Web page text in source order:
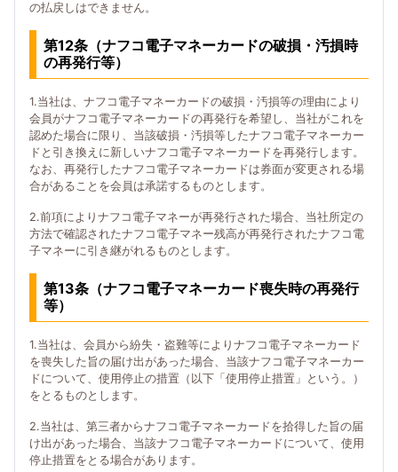
の払戻しはできません。
第12条（ナフコ電子マネーカードの破損・汚損時
の再発行等）
1.当社は、ナフコ電子マネーカードの破損・汚損等の理由により
会員がナフコ電子マネーカードの再発行を希望し、当社がこれを
認めた場合に限り、当該破損・汚損等したナフコ電子マネーカー
ドと引き換えに新しいナフコ電子マネーカードを再発行します。
なお、再発行したナフコ電子マネーカードは券面が変更される場
合があることを会員は承諾するものとします。
2.前項によりナフコ電子マネーが再発行された場合、当社所定の
方法で確認されたナフコ電子マネー残高が再発行されたナフコ電
子マネーに引き継がれるものとします。
第13条（ナフコ電子マネーカード喪失時の再発行
等）
1.当社は、会員から紛失・盗難等によりナフコ電子マネーカード
を喪失した旨の届け出があった場合、当該ナフコ電子マネーカー
ドについて、使用停止の措置（以下「使用停止措置」という。）
をとるものとします。
2.当社は、第三者からナフコ電子マネーカードを拾得した旨の届
け出があった場合、当該ナフコ電子マネーカードについて、使用
停止措置をとる場合があります。